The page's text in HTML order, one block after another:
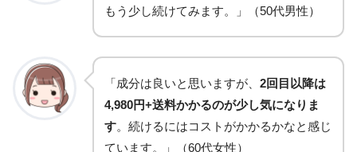
もう少し続けてみます。」（50代男性）
「成分は良いと思いますが、 2回目以降は
4,980円+送料かかるのが少し気になりま
す。続けるにはコストがかかるかなと感じ
ています。」（60代女性）